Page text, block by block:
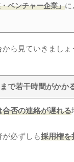
ベンチャー企業」に
ら見ていきましょ
で若干時間がかか
否の連絡が遅れる
必ずしも採用権を